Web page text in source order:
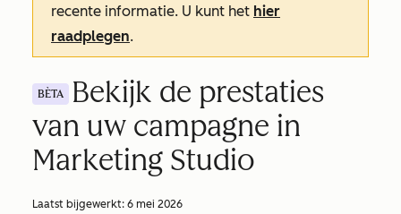
recente informatie. U kunt het hier
raadplegen.
BÈTA
Bekijk de prestaties
van uw campagne in
Marketing Studio
Laatst bijgewerkt: 6 mei 2026